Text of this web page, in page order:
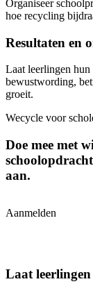
Organiseer
hoe recycling
Resultaten en
Laat leerlingen hun
bewustwording,
groeit.
Wecycle voor
Doe mee met
aan.
Aanmelden
Laat